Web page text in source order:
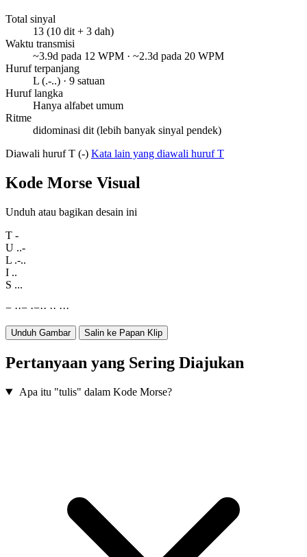
Total sinyal
13 (10 dit + 3 dah)
Waktu transmisi
~3.9d pada 12 WPM · ~2.3d pada 20 WPM
Huruf terpanjang
L (.-..) · 9 satuan
Huruf langka
Hanya alfabet umum
Ritme
didominasi dit (lebih banyak sinyal pendek)
Diawali huruf T (-) Kata lain yang diawali huruf T
Kode Morse Visual
Unduh atau bagikan desain ini
T -
U ..-
L .-..
I ..
S ...
− ··− ·−·· ·· ···
Unduh Gambar Salin ke Papan Klip
Pertanyaan yang Sering Diajukan
Apa itu "tulis" dalam Kode Morse?